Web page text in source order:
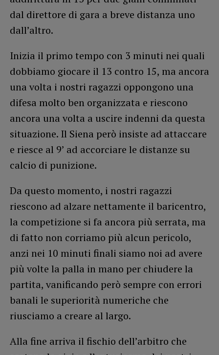
dal direttore di gara a breve distanza uno
dall’altro.
Inizia il primo tempo con 3 minuti nei quali
dobbiamo giocare il 13 contro 15, ma ancora
una volta i nostri ragazzi oppongono una
difesa molto ben organizzata e riescono
ancora una volta a uscire indenni da questa
situazione. Il Siena però insiste ad attaccare
e riesce al 9’ ad accorciare le distanze su
calcio di punizione.
Da questo momento, i nostri ragazzi
riescono ad alzare nettamente il baricentro,
la competizione si fa ancora più serrata, ma
di fatto non corriamo più alcun pericolo,
anzi nei 10 minuti finali siamo noi ad avere
più volte la palla in mano per chiudere la
partita, vanificando però sempre con errori
banali le superiorità numeriche che
riusciamo a creare al largo.
Alla fine arriva il fischio dell’arbitro che